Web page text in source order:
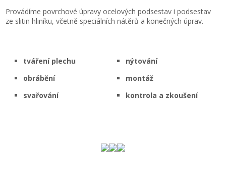
Provádíme povrchové úpravy ocelových podsestav i podsestav
ze slitin hliníku, včetně speciálních nátěrů a konečných úprav.
tváření plechu
obrábění
svařování
nýtování
montáž
kontrola a zkoušení